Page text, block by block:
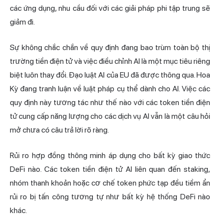
các ứng dụng, nhu cầu đối với các giải pháp phi tập trung sẽ
giảm đi.
Sự không chắc chắn về quy định đang bao trùm toàn bộ thị
trường tiền điện tử và việc điều chỉnh AI là một mục tiêu riêng
biệt luôn thay đổi. Đạo luật AI của EU đã được thông qua. Hoa
Kỳ đang tranh luận về luật pháp cụ thể dành cho AI. Việc các
quy định này tương tác như thế nào với các token tiền điện
tử cung cấp năng lượng cho các dịch vụ AI vẫn là một câu hỏi
mở chưa có câu trả lời rõ ràng.
Rủi ro hợp đồng thông minh áp dụng cho bất kỳ giao thức
DeFi nào. Các token tiền điện tử AI liên quan đến staking,
nhóm thanh khoản hoặc cơ chế token phức tạp đều tiềm ẩn
rủi ro bị tấn công tương tự như bất kỳ hệ thống DeFi nào
khác.